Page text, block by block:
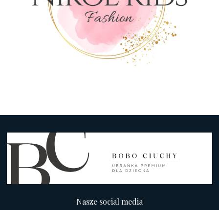
Nasze social media